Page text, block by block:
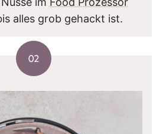
alles grob gehackt ist.
02